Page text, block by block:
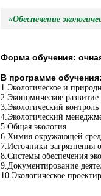
«Обеспечение
Форма обучения:
В программе обучения:
1.Экологическое и
2.Экономическое
3.Экологический контроль
4.Экологический
5.Общая экология
6.Химия окружающей
7.Источники
8.Системы обеспечения
9.Документирование
10.Экологическое